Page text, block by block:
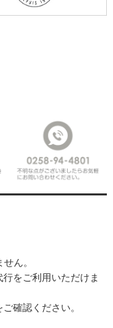
ん。
をご利用いただけま
確認ください。